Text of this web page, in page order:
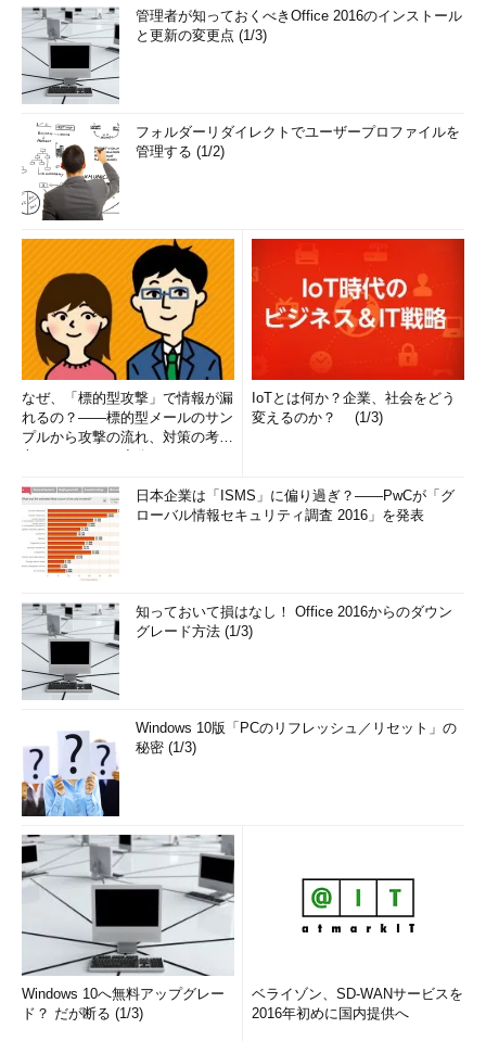
管理者が知っておくべきOffice 2016のインストール
と更新の変更点 (1/3)
フォルダーリダイレクトでユーザープロファイルを
管理する (1/2)
なぜ、「標的型攻撃」で情報が漏
れるの？――標的型メールのサン
プルから攻撃の流れ、対策の考え
IoTとは何か？企業、社会をどう
変えるのか？ (1/3)
日本企業は「ISMS」に偏り過ぎ？――PwCが「グ
ローバル情報セキュリティ調査 2016」を発表
知っておいて損はなし！ Office 2016からのダウン
グレード方法 (1/3)
Windows 10版「PCのリフレッシュ／リセット」の
秘密 (1/3)
Windows 10へ無料アップグレー
ド？ だが断る (1/3)
ベライゾン、SD-WANサービスを
2016年初めに国内提供へ